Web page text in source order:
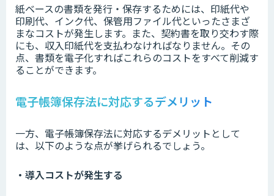
紙ベースの書類を発行・保存するためには、印紙代や
印刷代、インク代、保管用ファイル代といったさまざ
まなコストが発生します。また、契約書を取り交わす際
にも、収入印紙代を支払わなければなりません。その
点、書類を電子化すればこれらのコストをすべて削減す
ることができます。
電子帳簿保存法に対応するデメリット
一方、電子帳簿保存法に対応するデメリットとして
は、以下のような点が挙げられるでしょう。
・導入コストが発生する